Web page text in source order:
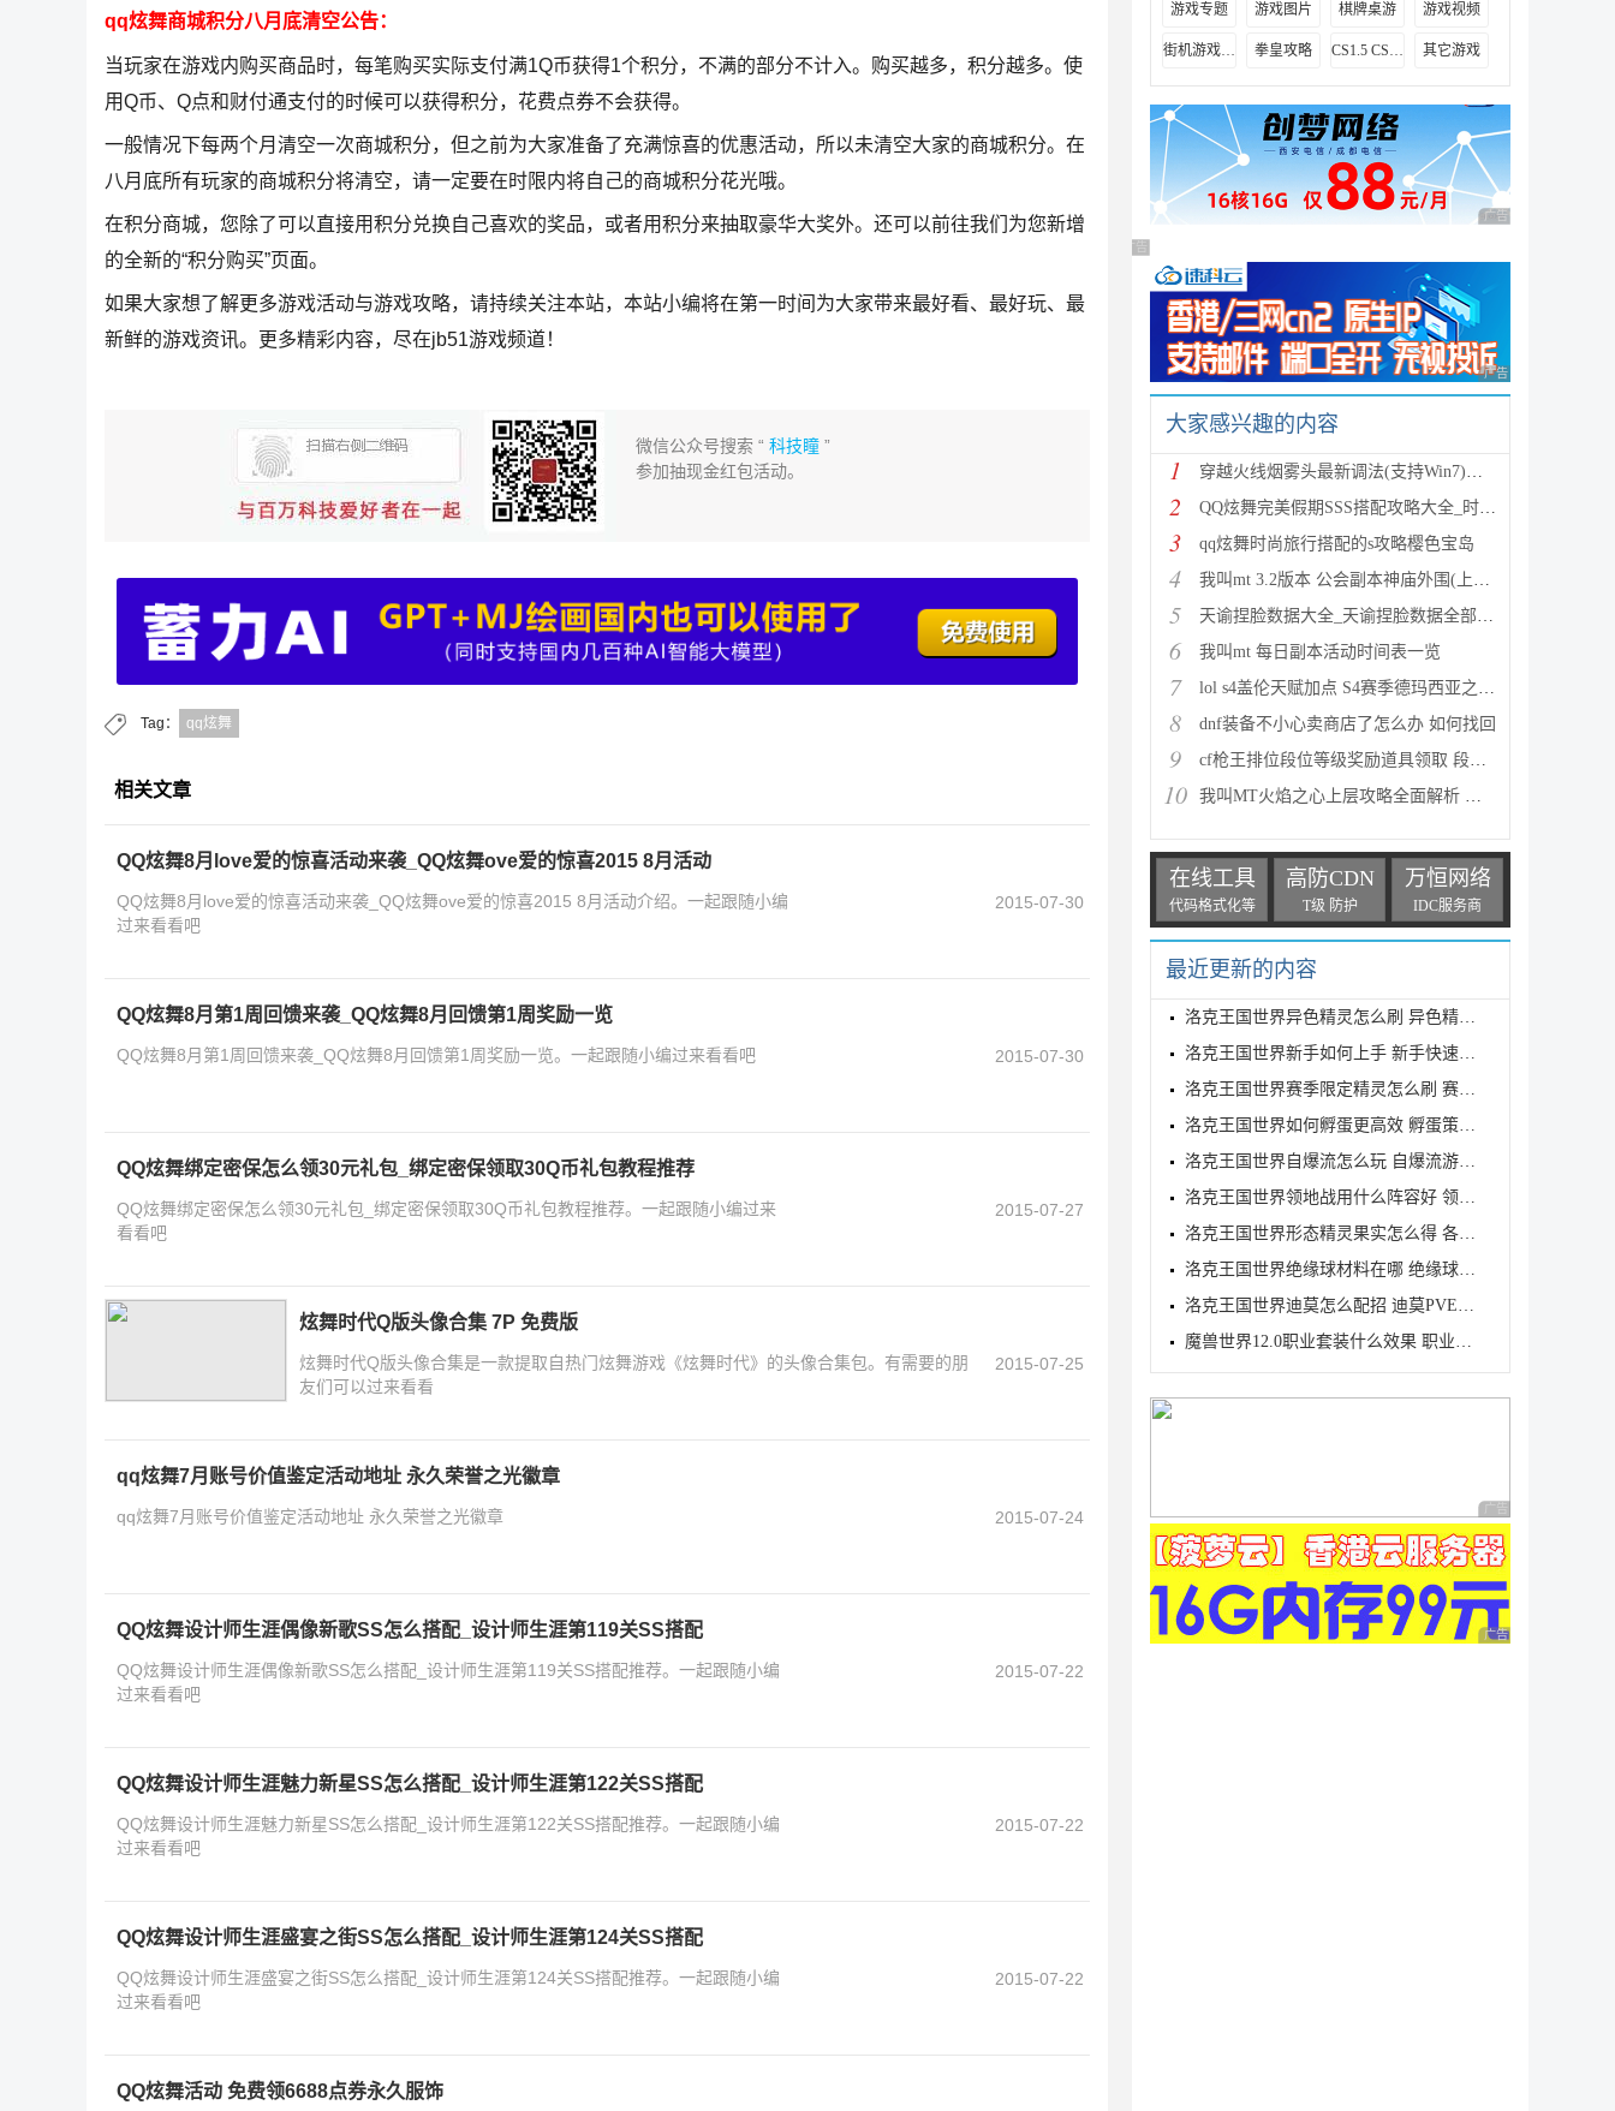
qq炫舞商城积分八月底清空公告：
当玩家在游戏内购买商品时，每笔购买实际支付满1Q币获得1个积分，不满的部分不计入。购买越多，积分越多。使
用Q币、Q点和财付通支付的时候可以获得积分，花费点券不会获得。
一般情况下每两个月清空一次商城积分，但之前为大家准备了充满惊喜的优惠活动，所以未清空大家的商城积分。在
八月底所有玩家的商城积分将清空，请一定要在时限内将自己的商城积分花光哦。
在积分商城，您除了可以直接用积分兑换自己喜欢的奖品，或者用积分来抽取豪华大奖外。还可以前往我们为您新增
的全新的“积分购买”页面。
如果大家想了解更多游戏活动与游戏攻略，请持续关注本站，本站小编将在第一时间为大家带来最好看、最好玩、最
新鲜的游戏资讯。更多精彩内容，尽在jb51游戏频道！
微信公众号搜索 “科技瞳 ”
参加抽现金红包活动。
Tag： qq炫舞
相关文章
QQ炫舞8月love爱的惊喜活动来袭_QQ炫舞ove爱的惊喜2015 8月活动
QQ炫舞8月love爱的惊喜活动来袭_QQ炫舞ove爱的惊喜2015 8月活动介绍。一起跟随小编
过来看看吧
2015-07-30
QQ炫舞8月第1周回馈来袭_QQ炫舞8月回馈第1周奖励一览
QQ炫舞8月第1周回馈来袭_QQ炫舞8月回馈第1周奖励一览。一起跟随小编过来看看吧 2015-07-30
QQ炫舞绑定密保怎么领30元礼包_绑定密保领取30Q币礼包教程推荐
QQ炫舞绑定密保怎么领30元礼包_绑定密保领取30Q币礼包教程推荐。一起跟随小编过来
看看吧
2015-07-27
炫舞时代Q版头像合集 7P 免费版
炫舞时代Q版头像合集是一款提取自热门炫舞游戏《炫舞时代》的头像合集包。有需要的朋
友们可以过来看看
2015-07-25
qq炫舞7月账号价值鉴定活动地址 永久荣誉之光徽章
qq炫舞7月账号价值鉴定活动地址 永久荣誉之光徽章 2015-07-24
QQ炫舞设计师生涯偶像新歌SS怎么搭配_设计师生涯第119关SS搭配
QQ炫舞设计师生涯偶像新歌SS怎么搭配_设计师生涯第119关SS搭配推荐。一起跟随小编
过来看看吧
2015-07-22
QQ炫舞设计师生涯魅力新星SS怎么搭配_设计师生涯第122关SS搭配
QQ炫舞设计师生涯魅力新星SS怎么搭配_设计师生涯第122关SS搭配推荐。一起跟随小编
过来看看吧
2015-07-22
QQ炫舞设计师生涯盛宴之街SS怎么搭配_设计师生涯第124关SS搭配
QQ炫舞设计师生涯盛宴之街SS怎么搭配_设计师生涯第124关SS搭配推荐。一起跟随小编
过来看看吧
2015-07-22
QQ炫舞活动 免费领6688点券永久服饰
游戏专题 游戏图片 棋牌桌游 游戏视频
街机游戏出招表 拳皇攻略 CS1.5 CS1.6攻略 其它游戏
广告 商业广告，理性
广告 商业广告，理性选择
广告 商业广告，理性
大家感兴趣的内容
1 穿越火线烟雾头最新调法(支持Win7)图文攻略
2 QQ炫舞完美假期SSS搭配攻略大全_时尚旅行完美假期1-15
3 qq炫舞时尚旅行搭配的s攻略樱色宝岛
4 我叫mt 3.2版本 公会副本神庙外围(上层)攻略心得
5 天谕捏脸数据大全_天谕捏脸数据全部汇总
6 我叫mt 每日副本活动时间表一览
7 lol s4盖伦天赋加点 S4赛季德玛西亚之力符文与出装推
8 dnf装备不小心卖商店了怎么办 如何找回
9 cf枪王排位段位等级奖励道具领取 段位等级奖励大全
10 我叫MT火焰之心上层攻略全面解析 挑战拉格罗斯
在线工具
代码格式化等
高防CDN
T级 防护
万恒网络
IDC服务商
最近更新的内容
洛克王国世界异色精灵怎么刷 异色精灵高效刷取指南
洛克王国世界新手如何上手 新手快速入门教学
洛克王国世界赛季限定精灵怎么刷 赛季限定奇遇精灵刷
洛克王国世界如何孵蛋更高效 孵蛋策略分享
洛克王国世界自爆流怎么玩 自爆流游玩心得
洛克王国世界领地战用什么阵容好 领地战速通阵容推荐
洛克王国世界形态精灵果实怎么得 各形态精灵果实获取
洛克王国世界绝缘球材料在哪 绝缘球材料收集线路攻略
洛克王国世界迪莫怎么配招 迪莫PVE与PVP配招推荐
魔兽世界12.0职业套装什么效果 职业套装一览
广告 商业广告，理性
广告 商业广告，理性